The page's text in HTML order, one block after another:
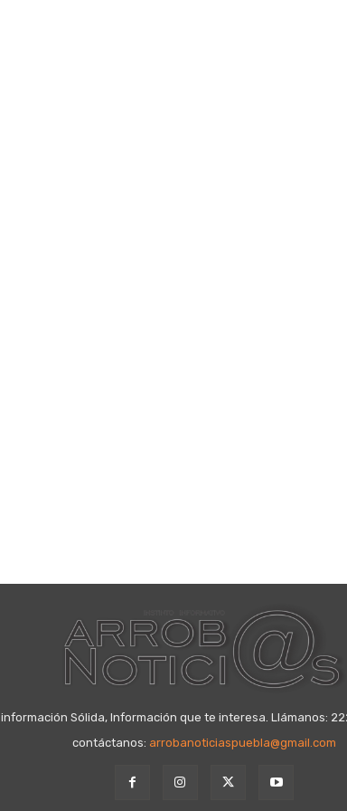
información Sólida, Información que te interesa. Llámanos:
contáctanos: arrobanoticiaspuebla@gmail.com